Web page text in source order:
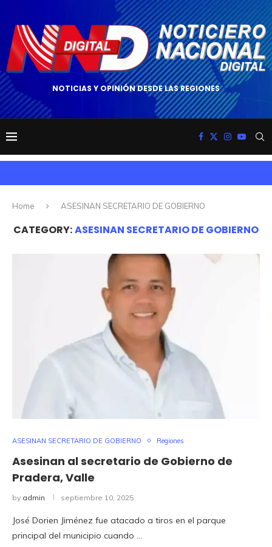
NOTICIAS Y OPINIÓN DESDE LAS REGIONES
Home ASESINAN SECRETARIO DE GOBIERNO
CATEGORY:ASESINAN SECRETARIO DE GOBIERNO
ASESINAN SECRETARIO DE GOBIERNO Regiones
Asesinan al secretario de Gobierno de
Pradera, Valle
by admin septiembre 10, 2025
José Dorien Jiménez fue atacado a tiros en el parque
principal del municipio cuando …